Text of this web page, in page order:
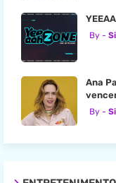
Ana